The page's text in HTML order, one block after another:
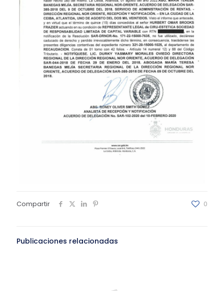
Compartir 0
Publicaciones relacionadas